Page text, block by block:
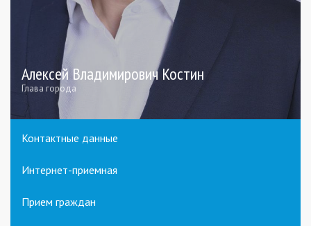
Алексей Владимирович Костин
Глава города
Контактные данные
Интернет-приемная
Прием граждан